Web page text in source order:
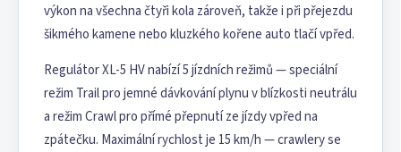
výkon na všechna čtyři kola zároveň, takže i při přejezdu
šikmého kamene nebo kluzkého kořene auto tlačí vpřed.
Regulátor XL-5 HV nabízí 5 jízdních režimů — speciální
režim Trail pro jemné dávkování plynu v blízkosti neutrálu
a režim Crawl pro přímé přepnutí ze jízdy vpřed na
zpátečku. Maximální rychlost je 15 km/h — crawlery se